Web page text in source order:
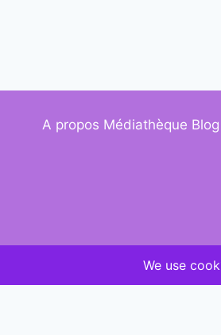
A propos Médiathèque Blog